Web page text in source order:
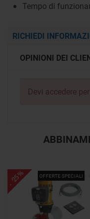
Tempo di
RICHIEDI
OPINIONI DEI
Devi accedere
OFFERTE SPECIALI
- 25%